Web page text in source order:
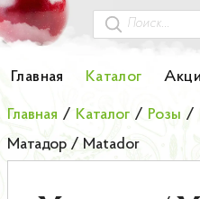
Главная Каталог
Грунты
Колоновидные деревья
Лук-севок
Малина
Главная / Каталог / Розы /
Матадор / Matador